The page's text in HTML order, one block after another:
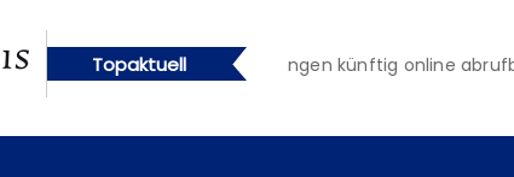
Topaktuell
Öffentliche Bekanntmachungen künftig online abrufbar